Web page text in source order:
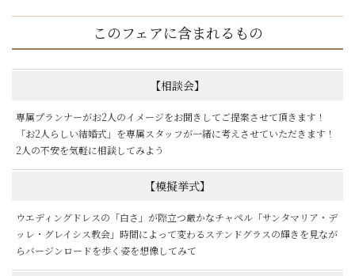
このフェアに含まれるもの
【相談会】
専属プランナーがお2人のイメージをお聞きしてご提案させて頂きます！
「お2人らしい結婚式」を専属スタッフが一緒に考えさせていただきます！
2人の不安を気軽に相談してみよう
【模擬挙式】
ウエディングドレスの「白さ」が際立つ厳かなチャペル「サンタマリア・デ
ッレ・グレイシス教会」時間によって変わるステンドグラスの輝きを見なが
らバージンロードを歩く姿を想像してみて